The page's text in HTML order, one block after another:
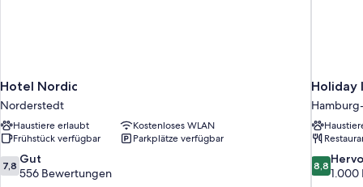
Hotel Nordic
Norderstedt
Haustiere erlaubt
Kostenloses WLAN
Frühstück verfügbar
Parkplätze verfügbar
7.8
von
7,8 Gut
556 Bewertungen
Holiday
8.8
von
8,8
1.000